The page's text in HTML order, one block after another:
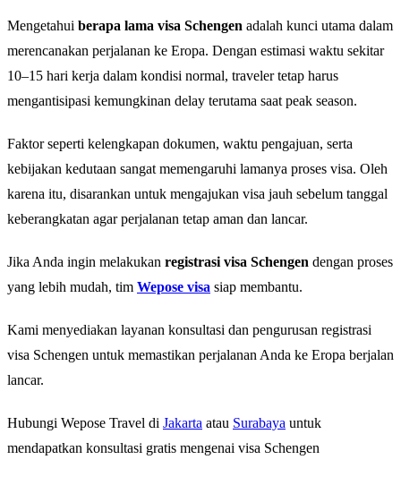
Mengetahui berapa lama visa Schengen adalah kunci utama dalam
merencanakan perjalanan ke Eropa. Dengan estimasi waktu sekitar
10–15 hari kerja dalam kondisi normal, traveler tetap harus
mengantisipasi kemungkinan delay terutama saat peak season.
Faktor seperti kelengkapan dokumen, waktu pengajuan, serta
kebijakan kedutaan sangat memengaruhi lamanya proses visa. Oleh
karena itu, disarankan untuk mengajukan visa jauh sebelum tanggal
keberangkatan agar perjalanan tetap aman dan lancar.
Jika Anda ingin melakukan registrasi visa Schengen dengan proses
yang lebih mudah, tim Wepose visa siap membantu.
Kami menyediakan layanan konsultasi dan pengurusan registrasi
visa Schengen untuk memastikan perjalanan Anda ke Eropa berjalan
lancar.
Hubungi Wepose Travel di Jakarta atau Surabaya untuk
mendapatkan konsultasi gratis mengenai visa Schengen